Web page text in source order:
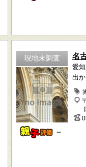
現地未調査
－
名
愛
出